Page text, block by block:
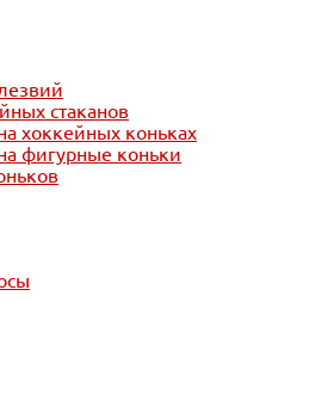
стаканов
хоккейных коньках
фигурные коньки